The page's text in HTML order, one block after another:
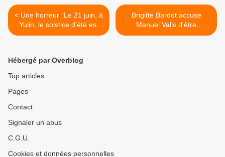
< Une horreur "Le 21 juin, à
Yulin, le solstice d'été est
célébré en mangeant de la
Brigitte Bardot accuse
Manuel Valls d'être
"tauromaniaque" >
Hébergé par Overblog
Top articles
Pages
Contact
Signaler un abus
C.G.U.
Cookies et données personnelles